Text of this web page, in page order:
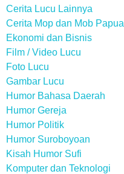
Cerita Lucu Lainnya
Cerita Mop dan Mob Papua
Ekonomi dan Bisnis
Film / Video Lucu
Foto Lucu
Gambar Lucu
Humor Bahasa Daerah
Humor Gereja
Humor Politik
Humor Suroboyoan
Kisah Humor Sufi
Komputer dan Teknologi